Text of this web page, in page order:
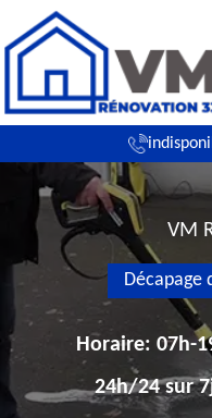
VM
Décapage
Horaire: 07h-
24h/24 sur